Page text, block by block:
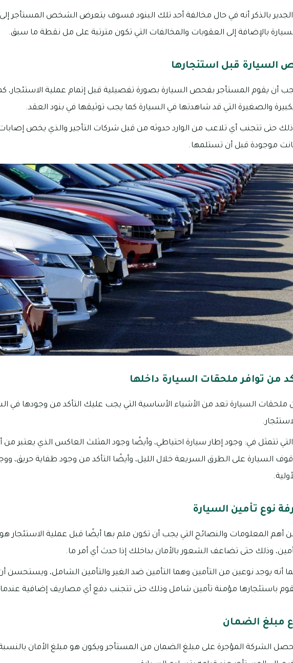
بالذكر أنه في حال مخالفة أحد تلك البنود فسوف يتعرض الشخص المستأجر
بالإضافة إلى العقوبات والمخالفات التي تكون مترتبة على مل نقطة ما سبق.
السيارة قبل استئجارها
أن يقوم المستأجر بفحص السيارة بصورة تفصيلية قبل إتمام عملية الاستئجار،
والصغيرة التي قد شاهدتها في السيارة كما يجب توثيقها في بنود العقد.
حتى تتجنب أي تلاعب من الوارد حدوثه من قبل شركات التأجير والذي يخص
موجودة قبل أن تستلمها.
من توافر ملحقات السيارة داخلها
ملحقات السيارة تعد من الأشياء الأساسية التي يجب عليك التأكد من وجودها في
تتمثل في: وجود إطار سيارة احتياطي، وأيضًا وجود المثلث العاكس الذي يعتبر
السيارة على الطرق السريعة خلال الليل، وأيضًا التأكد من وجود طفاية حريق،
نوع تأمين السيارة
أهم المعلومات والنصائح التي يجب أن تكون ملم بها أيضًا قبل عملية الاستئجار هو
وذلك حتى تضاعف الشعور بالأمان بداخلك إذا حدث أي أمر ما.
أنه يوجد نوعين من التأمين وهما التأمين ضد الغير والتأمين الشامل، ويستحسن
باستئجارها مؤمنة تأمين شامل وذلك حتى تتجنب دفع أي مصاريف إضافية
مبلغ الضمان
الشركة المؤجرة على مبلغ الضمان من المستأجر ويكون هو مبلغ الأمان بالنسبة